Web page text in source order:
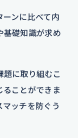
ンに比べて内
基礎知識が求め
に取り組むこ
ることができま
ッチを防ぐう